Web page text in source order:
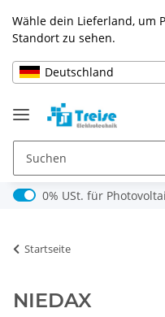
Wähle dein Lieferland, um
Standort zu sehen.
Deutschland
0% USt. für
0% USt. für
Startseite
NIEDAX